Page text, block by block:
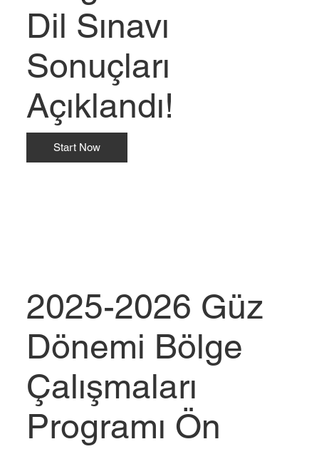
Dil Sınavı
Sonuçları
Açıklandı!
Start Now
2025-2026 Güz
Dönemi Bölge
Çalışmaları
Programı Ön